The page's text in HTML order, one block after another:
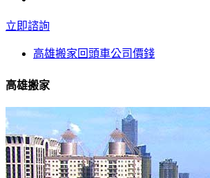
立即諮詢
高雄搬家回頭車公司價錢
高雄搬家